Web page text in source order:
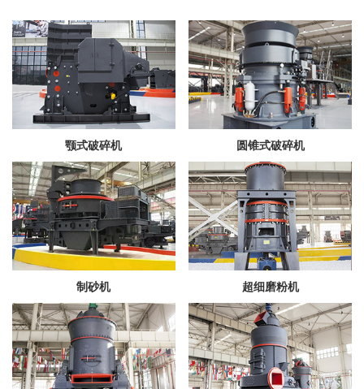
颚式破碎机 圆锥式破碎机
制砂机 超细磨粉机